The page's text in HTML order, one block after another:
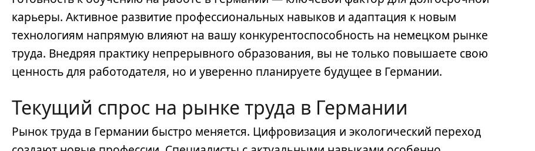
карьеры. Активное развитие профессиональных навыков и адаптация к новым
технологиям напрямую влияют на вашу конкурентоспособность на немецком рынке
труда. Внедряя практику непрерывного образования, вы не только повышаете свою
ценность для работодателя, но и уверенно планируете будущее в Германии.
Текущий спрос на рынке труда в Германии
Рынок труда в Германии быстро меняется. Цифровизация и экологический переход